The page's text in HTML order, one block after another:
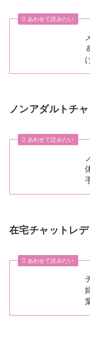
あわせて読みたい
ノンアダルトチ
あわせて読みたい
在宅チャットレ
あわせて読みたい